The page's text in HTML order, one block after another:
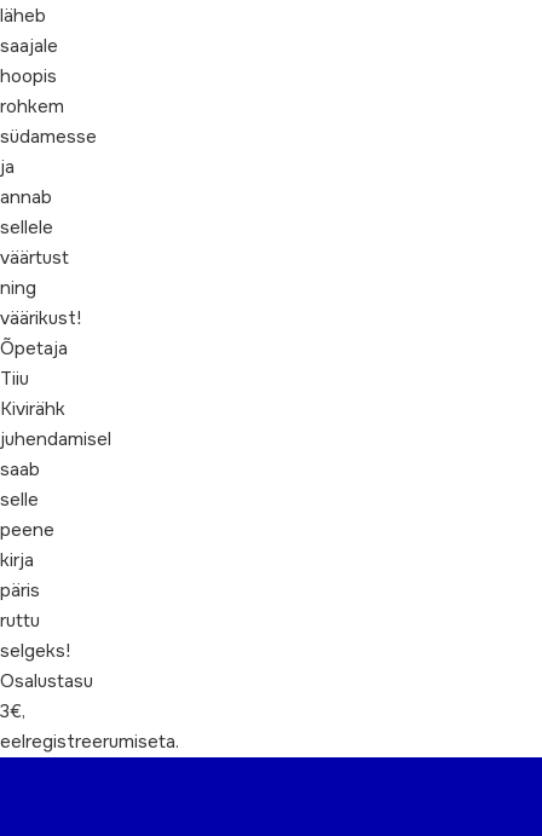
läheb
saajale
hoopis
rohkem
südamesse
ja
annab
sellele
väärtust
ning
väärikust!
Õpetaja
Tiiu
Kivirähk
juhendamisel
saab
selle
peene
kirja
päris
ruttu
selgeks!
Osalustasu
3€,
eelregistreerumiseta.